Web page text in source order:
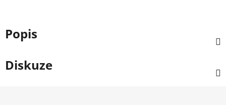
Popis
Diskuze